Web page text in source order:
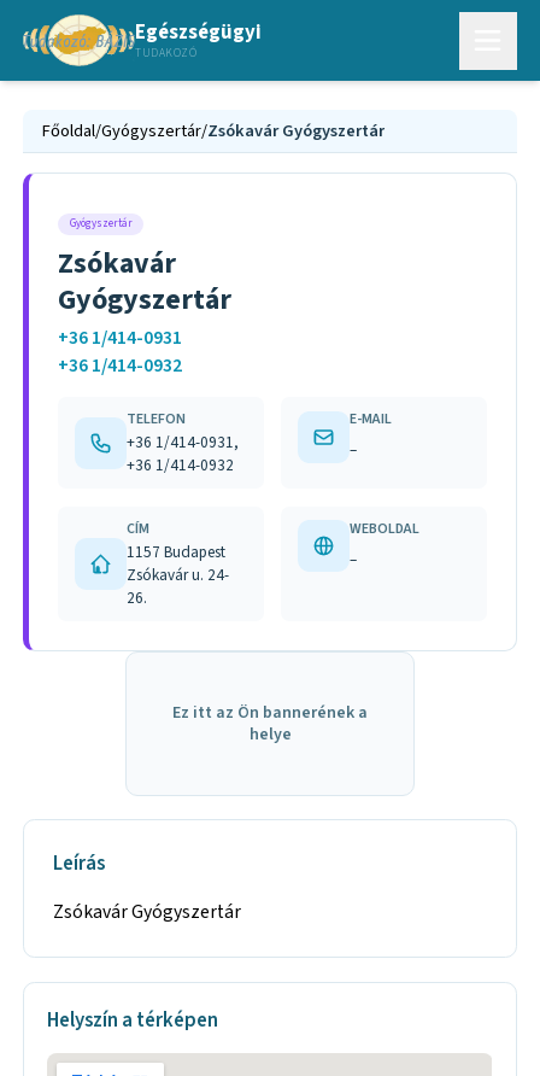
Egészségügyi
TUDAKOZÓ
Főoldal/Gyógyszertár/Zsókavár Gyógyszertár
Gyógyszertár
Zsókavár
Gyógyszertár
+36 1/414-0931
+36 1/414-0932
TELEFON
+36 1/414-0931,
+36 1/414-0932
E-MAIL
–
CÍM
1157 Budapest
Zsókavár u. 24-
26.
WEBOLDAL
–
Ez itt az Ön bannerének a
helye
Leírás
Zsókavár Gyógyszertár
Helyszín a térképen